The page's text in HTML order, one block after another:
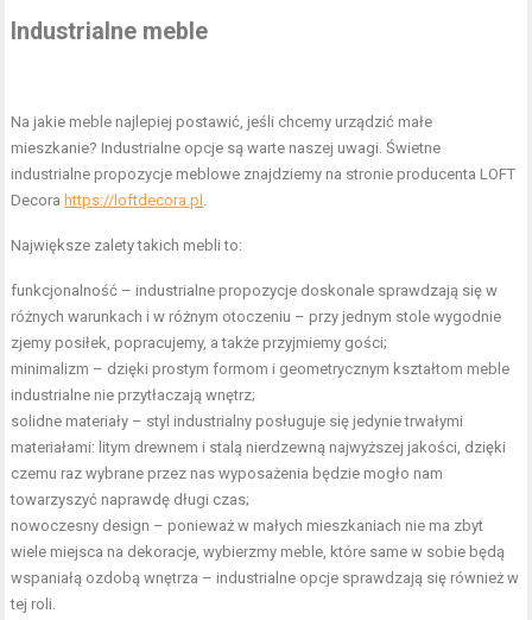
Industrialne meble
Na jakie meble najlepiej postawić, jeśli chcemy urządzić małe
mieszkanie? Industrialne opcje są warte naszej uwagi. Świetne
industrialne propozycje meblowe znajdziemy na stronie producenta LOFT
Decora https://loftdecora.pl .
Największe zalety takich mebli to:
funkcjonalność – industrialne propozycje doskonale sprawdzają się w
różnych warunkach i w różnym otoczeniu – przy jednym stole wygodnie
zjemy posiłek, popracujemy, a także przyjmiemy gości;
minimalizm – dzięki prostym formom i geometrycznym kształtom meble
industrialne nie przytłaczają wnętrz;
solidne materiały – styl industrialny posługuje się jedynie trwałymi
materiałami: litym drewnem i stalą nierdzewną najwyższej jakości, dzięki
czemu raz wybrane przez nas wyposażenia będzie mogło nam
towarzyszyć naprawdę długi czas;
nowoczesny design – ponieważ w małych mieszkaniach nie ma zbyt
wiele miejsca na dekoracje, wybierzmy meble, które same w sobie będą
wspaniałą ozdobą wnętrza – industrialne opcje sprawdzają się również w
tej roli.